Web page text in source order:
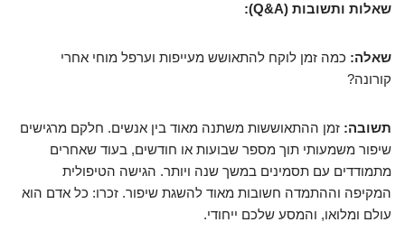
שאלות ותשובות (Q&A):
שאלה: כמה זמן לוקח להתאושש מעייפות וערפל מוחי אחרי
קורונה?
תשובה: זמן ההתאוששות משתנה מאוד בין אנשים. חלקם מרגישים
שיפור משמעותי תוך מספר שבועות או חודשים, בעוד שאחרים
מתמודדים עם תסמינים במשך שנה ויותר. הגישה הטיפולית
המקיפה וההתמדה חשובות מאוד להשגת שיפור. זכרו: כל אדם הוא
עולם ומלואו, והמסע שלכם ייחודי.